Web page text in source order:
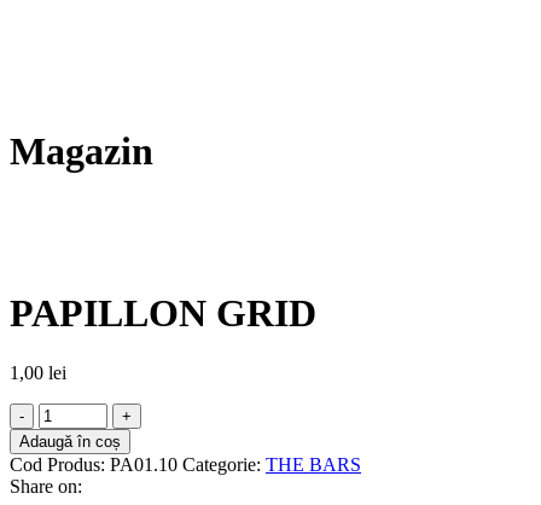
Magazin
PAPILLON GRID
1,00 lei
Adaugă în coș
Cod Produs: PA01.10 Categorie: THE BARS
Share on: